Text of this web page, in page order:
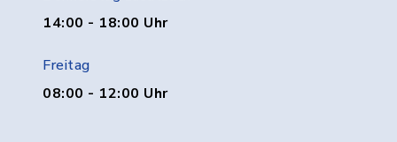
14:00 - 18:00 Uhr
Freitag
08:00 - 12:00 Uhr